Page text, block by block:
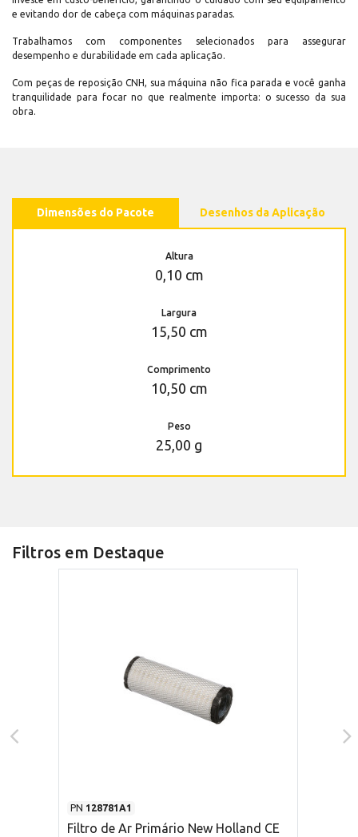
e evitando dor de cabeça com máquinas paradas.
Trabalhamos com componentes selecionados para assegurar
desempenho e durabilidade em cada aplicação.
Com peças de reposição CNH, sua máquina não fica parada e você ganha
tranquilidade para focar no que realmente importa: o sucesso da sua
obra.
Dimensões do Pacote Desenhos da Aplicação
Altura
0,10 cm
Largura
15,50 cm
Comprimento
10,50 cm
Peso
25,00 g
Filtros em Destaque
PN 128781A1
Filtro de Ar Primário New Holland CE